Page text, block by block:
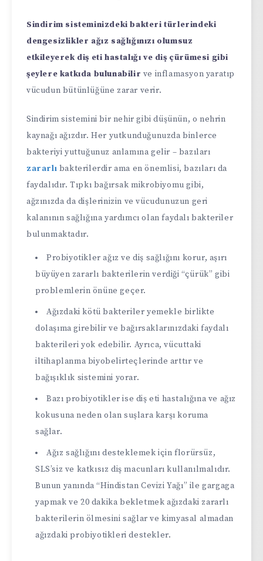
Sindirim sisteminizdeki bakteri türlerindeki
dengesizlikler ağız sağlığınızı olumsuz
etkileyerek diş eti hastalığı ve diş çürümesi gibi
şeylere katkıda bulunabilir ve inflamasyon yaratıp
vücudun bütünlüğüne zarar verir.
Sindirim sistemini bir nehir gibi düşünün, o nehrin
kaynağı ağızdır. Her yutkunduğunuzda binlerce
bakteriyi yuttuğunuz anlamına gelir – bazıları
zararlı bakterilerdir ama en önemlisi, bazıları da
faydalıdır. Tıpkı bağırsak mikrobiyomu gibi,
ağzınızda da dişlerinizin ve vücudunuzun geri
kalanının sağlığına yardımcı olan faydalı bakteriler
bulunmaktadır.
Probiyotikler ağız ve diş sağlığını korur, aşırı
büyüyen zararlı bakterilerin verdiği “çürük” gibi
problemlerin önüne geçer.
Ağızdaki kötü bakteriler yemekle birlikte
dolaşıma girebilir ve bağırsaklarınızdaki faydalı
bakterileri yok edebilir. Ayrıca, vücuttaki
iltihaplanma biyobelirteçlerinde arttır ve
bağışıklık sistemini yorar.
Bazı probiyotikler ise diş eti hastalığına ve ağız
kokusuna neden olan suşlara karşı koruma
sağlar.
Ağız sağlığını desteklemek için florürsüz,
SLS’siz ve katkısız diş macunları kullanılmalıdır.
Bunun yanında “Hindistan Cevizi Yağı” ile gargaga
yapmak ve 20 dakika bekletmek ağızdaki zararlı
bakterilerin ölmesini sağlar ve kimyasal almadan
ağızdaki probiyotikleri destekler.